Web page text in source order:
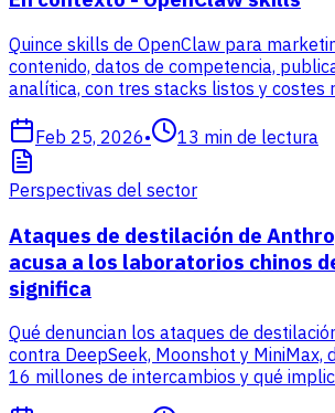
Quince skills de OpenClaw para
contenido, datos de competencia,
analítica, con tres stacks listos y costes
Feb 25, 2026• 13 min de lectura
Perspectivas del sector
Ataques de destilación de
acusa a los laboratorios chinos
significa
Qué denuncian los ataques de
contra DeepSeek, Moonshot y MiniMax,
16 millones de intercambios y qué